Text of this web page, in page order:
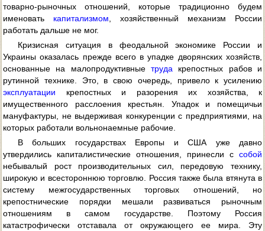
товарно-рыночных отношений, которые традиционно будем
именовать капитализмом , хозяйственный механизм России
работать дальше не мог.
Кризисная ситуация в феодальной экономике России и
Украины оказалась прежде всего в упадке дворянских хозяйств,
основанные на малопродуктивные труда крепостных рабов и
рутинной технике. Это, в свою очередь, привело к усилению
эксплуатации крепостных и разорения их хозяйства, к
имущественного расслоения крестьян. Упадок и помещичьи
мануфактуры, не выдерживая конкуренции с предприятиями, на
которых работали вольнонаемные рабочие.
В больших государствах Европы и США уже давно
утвердились капиталистические отношения, принесли с собой
небывалый рост производительных сил, передовую технику,
широкую и всестороннюю торговлю. Россия также была втянута в
систему межгосударственных торговых отношений, но
крепостнические порядки мешали развиваться рыночным
отношениям в самом государстве. Поэтому Россия
катастрофически отставала от окружающего ее мира. Эту